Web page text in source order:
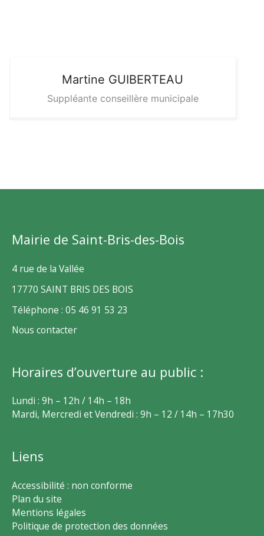
Martine GUIBERTEAU
Suppléante conseillère municipale
Mairie de Saint-Bris-des-Bois
4 rue de la Vallée
17770 SAINT BRIS DES BOIS
Téléphone : 05 46 91 53 23
Nous contacter
Horaires d’ouverture au public :
Lundi : 9h – 12h / 14h – 18h
Mardi, Mercredi et Vendredi : 9h – 12 / 14h – 17h30
Liens
Accessibilité : non conforme
Plan du site
Mentions légales
Politique de protection des données